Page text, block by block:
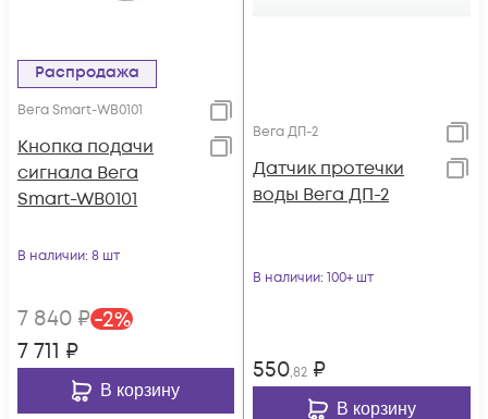
Распродажа
Вега Smart-WB0101
Кнопка подачи
сигнала Вега
Smart-WB0101
В наличии: 8 шт
7 840 ₽-2%
7 711 ₽
В корзину
Вега ДП-2
Датчик протечки
воды Вега ДП-2
В наличии: 100+ шт
550,82 ₽
В корзину